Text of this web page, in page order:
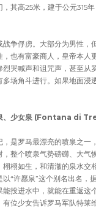
其高25米，建于公元315
争俘虏。大部分为男性，
也有富豪商人，皇帝本人
烈哭喊声和诅咒声，甚至从
多场角斗进行。如果地面浸
、少女泉 (Fontana di
，是罗马最漂亮的喷泉之一
，整个喷泉气势磅礴、大气
栩如生，和清澈的泉水交
以“许愿泉”这个别名出名，
投进水中，就能在重返这
有位少女告诉罗马军队特莱